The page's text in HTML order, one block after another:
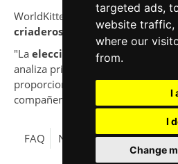
targeted ads,
website traffic,
where our
from.
I
I
Change
WorldKittens tiene el mayor
criaderos y camadasde gatos
"La elección
de un gato nunca
analiza primero tu situación y
proporcionar una buena calidad
compañero para toda su vida."
FAQ Nota legal Política de